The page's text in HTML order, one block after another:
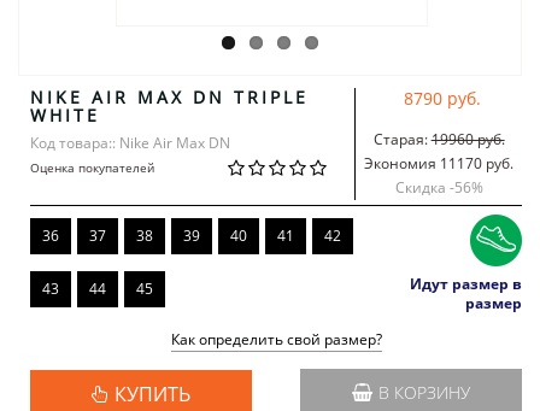
NIKE AIR MAX DN TRIPLE
WHITE
Код товара:: Nike Air Max DN
Оценка покупателей
8790 руб.
Старая:19960 руб.
Экономия 11170 руб.
Скидка -56%
36 37 38 39 40 41 42
43 44 45
Идут размер в
размер
Как определить свой размер?
КУПИТЬ В КОРЗИНУ